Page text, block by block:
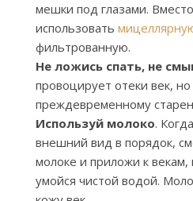
мешки под глазами.
использовать
фильтрованную.
Не ложись спать, не
провоцирует отеки век,
преждевременному
Используй молоко.
внешний вид в порядок,
молоке и приложи к
умойся чистой водой.